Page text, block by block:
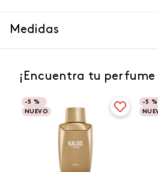
Medidas
¡Encuentra tu
-5 %
NUEVO
-5 %